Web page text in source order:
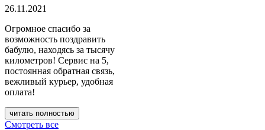
26.11.2021
Огромное спасибо за
возможность поздравить
бабулю, находясь за тысячу
километров! Сервис на 5,
постоянная обратная связь,
вежливый курьер, удобная
оплата!
читать полностью
Смотреть все